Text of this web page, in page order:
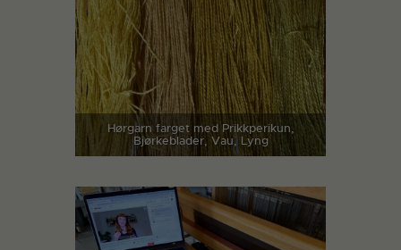
Hørgarn farget med Prikkperikun,
Bjørkeblader, Vau, Lyng